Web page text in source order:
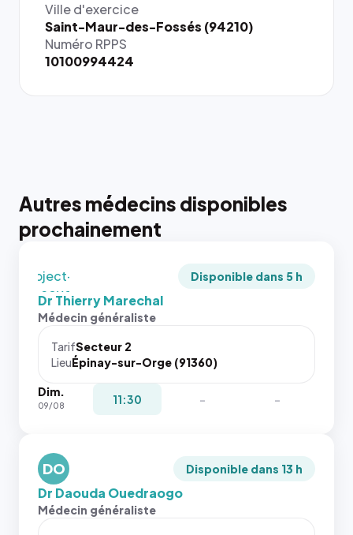
Ville d'exercice
Saint-Maur-des-Fossés (94210)
Numéro RPPS
10100994424
Autres médecins disponibles
prochainement
{# 40×40
: la taille
rendue par
`.profile-
puisque la
photo est
recadrée
`object-
fit: cover`.
Sans ces
navigateur
pas la
place, et
les trois
dernières
images de
l'annuaire
dans ce
Disponible dans 5 h
Dr Thierry Marechal
Médecin généraliste
TarifSecteur 2
LieuÉpinay-sur-Orge (91360)
Dim.
09/08 11:30 - -
DO Disponible dans 13 h
Dr Daouda Ouedraogo
Médecin généraliste
{# 40×40
`.profile-
picture`,
et un
rapport 1:1